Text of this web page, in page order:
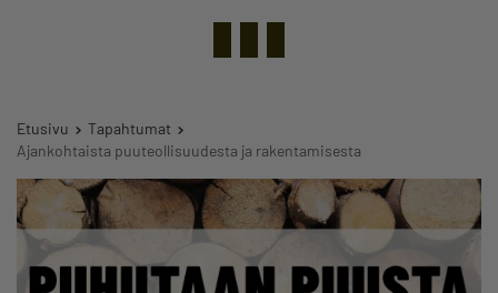
Etusivu
Tapahtumat
Ajankohtaista puuteollisuudesta ja rakentamisesta